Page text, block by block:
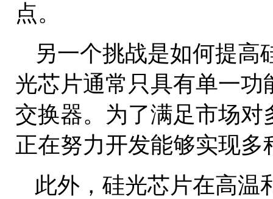
点。
另一个挑战是如何提高
光芯片通常只具有单一
交换器。为了满足市场
正在努力开发能够实现
此外，硅光芯片在高温